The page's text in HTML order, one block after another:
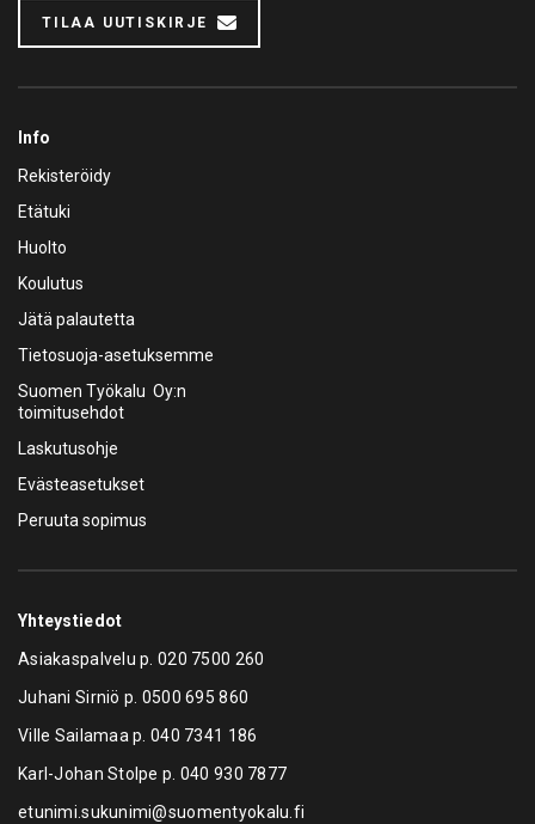
TILAA UUTISKIRJE
Info
Rekisteröidy
Etätuki
Huolto
Koulutus
Jätä palautetta
Tietosuoja-asetuksemme
Suomen Työkalu Oy:n
toimitusehdot
Laskutusohje
Evästeasetukset
Peruuta sopimus
Yhteystiedot
Asiakaspalvelu p.020 7500 260
Juhani Sirniö p. 0500 695 860
Ville Sailamaa p.040 7341 186
Karl-Johan Stolpe p. 040 930 7877
etunimi.sukunimi@suomentyokalu.fi